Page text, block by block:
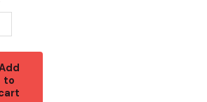
to